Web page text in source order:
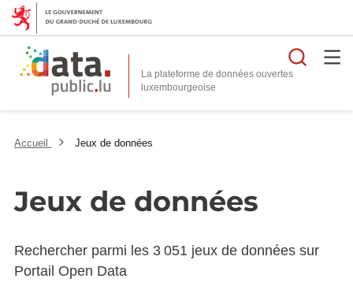
La plateforme de données ouvertes
Accueil Jeux de données
Jeux de données
Rechercher parmi les 3 051 jeux de données sur
Portail Open Data